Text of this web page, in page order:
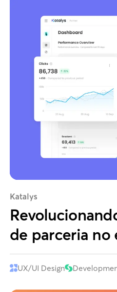
Katalys
de parceria no
UX/UI Design